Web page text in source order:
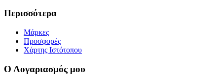
Περισσότερα
Μάρκες
Προσφορές
Χάρτης Ιστότοπου
Ο Λογαριασμός μου